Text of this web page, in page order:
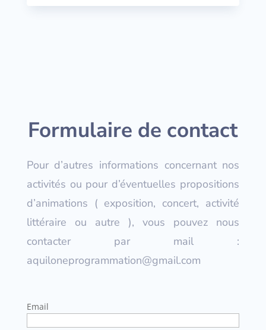
Formulaire de contact
Pour d’autres informations concernant nos
activités ou pour d’éventuelles propositions
d’animations ( exposition, concert, activité
littéraire ou autre ), vous pouvez nous
contacter par mail :
aquiloneprogrammation@gmail.com
Email